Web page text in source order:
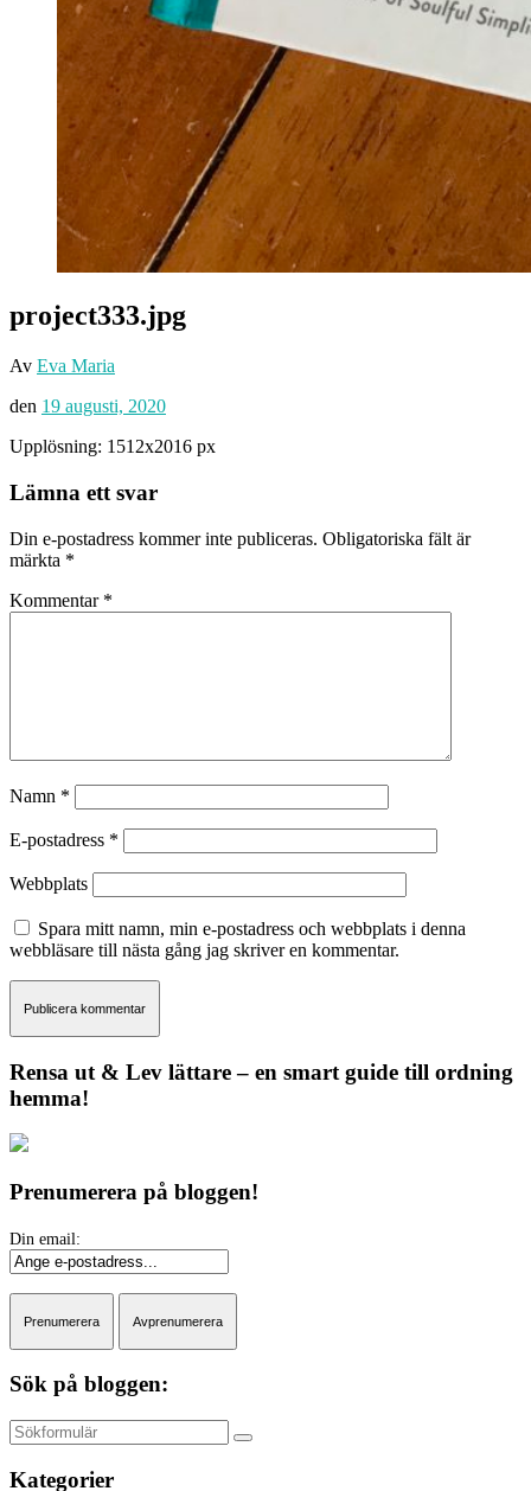
project333.jpg
Av Eva Maria
den 19 augusti, 2020
Upplösning: 1512x2016 px
Lämna ett svar
Din e-postadress kommer inte publiceras. Obligatoriska fält är
märkta *
Kommentar *
Namn *
E-postadress *
Webbplats
Spara mitt namn, min e-postadress och webbplats i denna
webbläsare till nästa gång jag skriver en kommentar.
Rensa ut & Lev lättare – en smart guide till ordning
hemma!
Prenumerera på bloggen!
Sök på bloggen:
Sök
Kategorier